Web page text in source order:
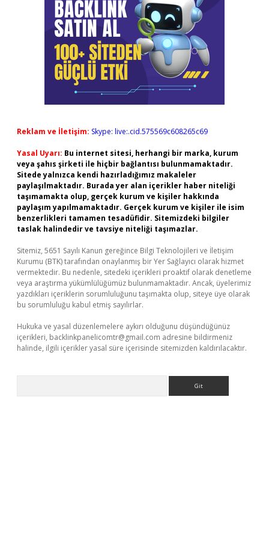
Reklam ve İletişim: Skype: live:.cid.575569c608265c69
Yasal Uyarı: Bu internet sitesi, herhangi bir marka, kurum
veya şahıs şirketi ile hiçbir bağlantısı bulunmamaktadır.
Sitede yalnızca kendi hazırladığımız makaleler
paylaşılmaktadır. Burada yer alan içerikler haber niteliği
taşımamakta olup, gerçek kurum ve kişiler hakkında
paylaşım yapılmamaktadır. Gerçek kurum ve kişiler ile isim
benzerlikleri tamamen tesadüfidir. Sitemizdeki bilgiler
taslak halindedir ve tavsiye niteliği taşımazlar.
Sitemiz, 5651 Sayılı Kanun gereğince Bilgi Teknolojileri ve İletişim
Kurumu (BTK) tarafından onaylanmış bir Yer Sağlayıcı olarak hizmet
vermektedir. Bu nedenle, sitedeki içerikleri proaktif olarak denetleme
veya araştırma yükümlülüğümüz bulunmamaktadır. Ancak, üyelerimiz
yazdıkları içeriklerin sorumluluğunu taşımakta olup, siteye üye olarak
bu sorumluluğu kabul etmiş sayılırlar.
Hukuka ve yasal düzenlemelere aykırı olduğunu düşündüğünüz
içerikleri, backlinkpanelicomtr@gmail.com adresine bildirmeniz
halinde, ilgili içerikler yasal süre içerisinde sitemizden kaldırılacaktır.